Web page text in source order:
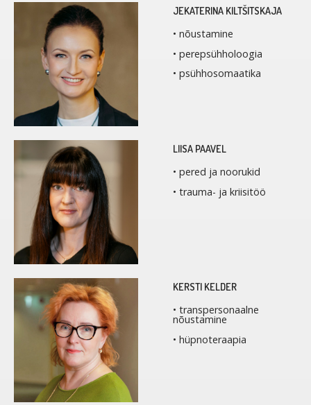
JEKATERINA KILTŠITSKAJA
• nõustamine
• perepsühholoogia
• psühhosomaatika
LIISA PAAVEL
• pered ja noorukid
• trauma- ja kriisitöö
KERSTI KELDER
• transpersonaalne
nõustamine
• hüpnoteraapia